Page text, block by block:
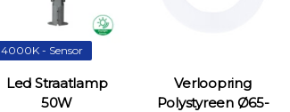
4000K - Sensor
Led Straatlamp
50W
Verloopring
Polystyreen Ø65-